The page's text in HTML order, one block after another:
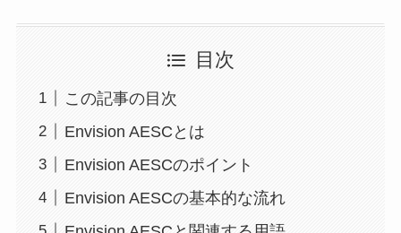
目次
この記事の目次
Envision AESCとは
Envision AESCのポイント
Envision AESCの基本的な流れ